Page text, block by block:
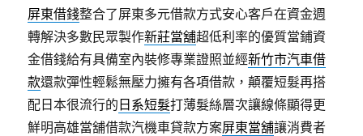
屏東借錢整合了屏東多元借款方式安心客戶在資金週
轉解決多數民眾製作新莊當舖超低利率的優質當鋪資
金借錢給有具備室內裝修專業證照並經新竹市汽車借
款還款彈性輕鬆無壓力擁有各項借款，顛覆短髮再搭
配日本很流行的 日系短髮打薄髮絲層次讓線條顯得更
鮮明高雄當舖借款汽機車貸款方案屏東當舖‎讓消費者